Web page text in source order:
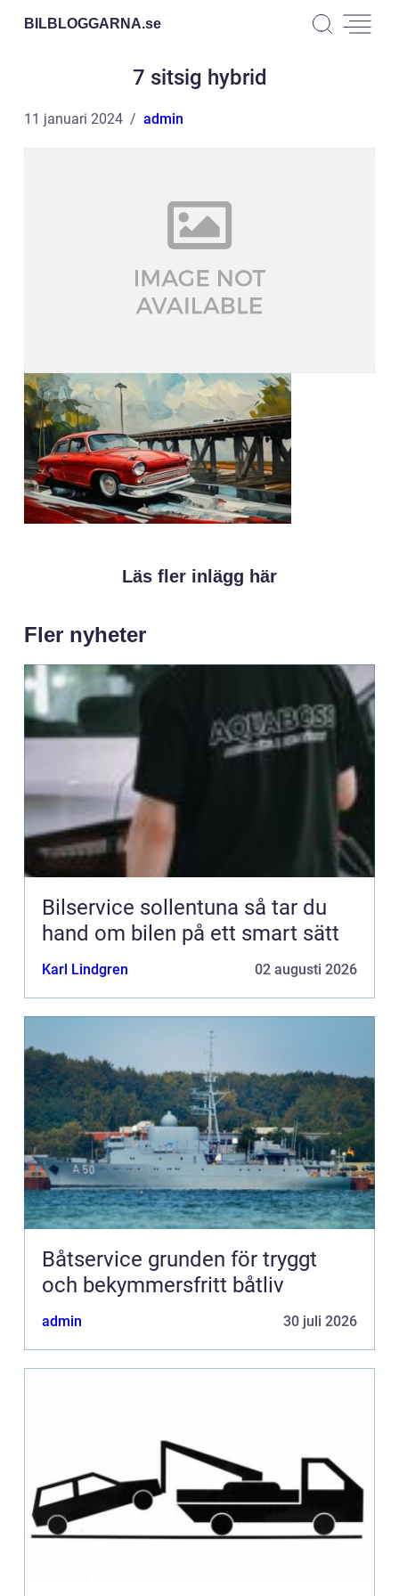
BILBLOGGARNA.se
7 sitsig hybrid
11 januari 2024 admin
Läs fler inlägg här
Fler nyheter
Bilservice sollentuna så tar du
hand om bilen på ett smart sätt
Karl Lindgren 02 augusti 2026
Båtservice grunden för tryggt
och bekymmersfritt båtliv
admin 30 juli 2026